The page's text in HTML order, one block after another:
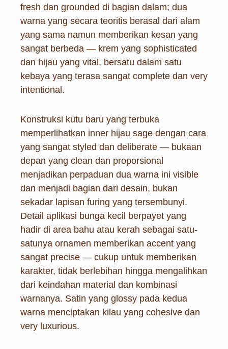
fresh dan grounded di bagian dalam; dua
warna yang secara teoritis berasal dari alam
yang sama namun memberikan kesan yang
sangat berbeda — krem yang sophisticated
dan hijau yang vital, bersatu dalam satu
kebaya yang terasa sangat complete dan very
intentional.
Konstruksi kutu baru yang terbuka
memperlihatkan inner hijau sage dengan cara
yang sangat styled dan deliberate — bukaan
depan yang clean dan proporsional
menjadikan perpaduan dua warna ini visible
dan menjadi bagian dari desain, bukan
sekadar lapisan furing yang tersembunyi.
Detail aplikasi bunga kecil berpayet yang
hadir di area bahu atau kerah sebagai satu-
satunya ornamen memberikan accent yang
sangat precise — cukup untuk memberikan
karakter, tidak berlebihan hingga mengalihkan
dari keindahan material dan kombinasi
warnanya. Satin yang glossy pada kedua
warna menciptakan kilau yang cohesive dan
very luxurious.